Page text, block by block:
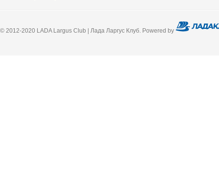
© 2012-2020 LADA Largus Club | Лада Ларгус Клуб. Powered by